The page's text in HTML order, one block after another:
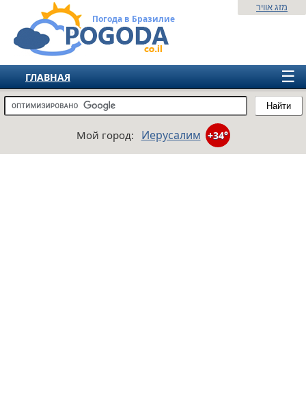
Погода в Бразилие
Найти
מזג אוויר
☰
ГЛАВНАЯ
ИЗРАИЛЬ
ЕВРОПА
Мой город: Иерусалим +34°